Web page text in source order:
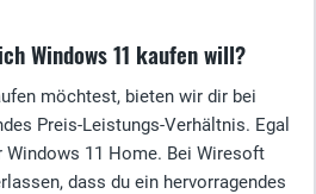
Windows 11 kaufen will?
möchtest, bieten wir dir bei
Preis-Leistungs-Verhältnis. Egal
Windows 11 Home. Bei Wiresoft
dass du ein hervorragendes